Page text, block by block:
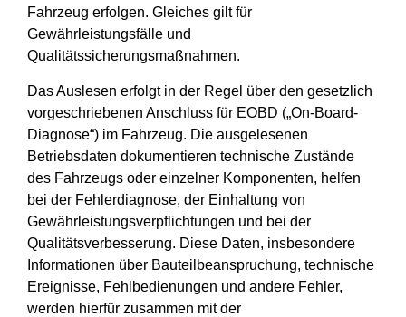
Fahrzeug erfolgen. Gleiches gilt für
Gewährleistungsfälle und
Qualitätssicherungsmaßnahmen.
Das Auslesen erfolgt in der Regel über den gesetzlich
vorgeschriebenen Anschluss für EOBD („On-Board-
Diagnose“) im Fahrzeug. Die ausgelesenen
Betriebsdaten dokumentieren technische Zustände
des Fahrzeugs oder einzelner Komponenten, helfen
bei der Fehlerdiagnose, der Einhaltung von
Gewährleistungsverpflichtungen und bei der
Qualitätsverbesserung. Diese Daten, insbesondere
Informationen über Bauteilbeanspruchung, technische
Ereignisse, Fehlbedienungen und andere Fehler,
werden hierfür zusammen mit der